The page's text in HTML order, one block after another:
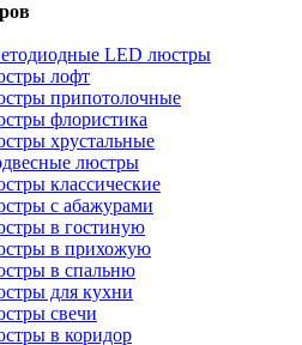
LED люстры
лофт
припотолочные
флористика
хрустальные
люстры
классические
с абажурами
в гостиную
в прихожую
в спальню
для кухни
свечи
в коридор